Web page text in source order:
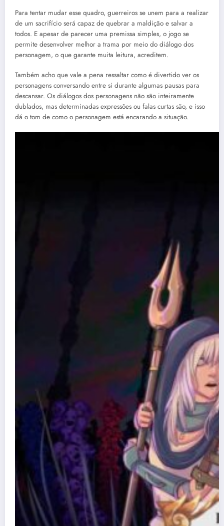
Para tentar mudar esse quadro, guerreiros se unem para a realizar
de um sacrifício será capaz de quebrar a maldição e salvar a
todos. E apesar de parecer uma premissa simples, o jogo se
permite desenvolver melhor a trama por meio do diálogo dos
personagem, o que garante muita leitura, acreditem.
Também acho que vale a pena ressaltar como é divertido ver os
personagens conversando entre si durante algumas pausas para
descansar. Os diálogos dos personagens não são inteiramente
dublados, mas determinadas expressões ou falas curtas são, e isso
dá o tom de como o personagem está encarando a situação.